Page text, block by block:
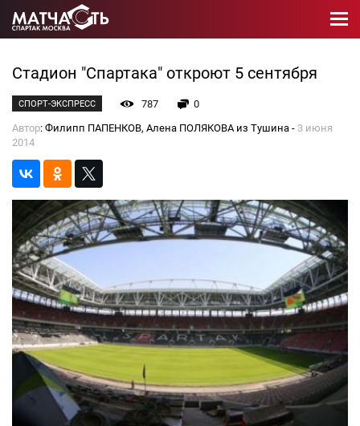
Стадион "Спартака" откроют 5 сентября
СПОРТ-ЭКСПРЕСС 787
0
Автор: Филипп ПАПЕНКОВ, Алена ПОЛЯКОВА из Тушина - 3 июня
2014